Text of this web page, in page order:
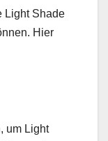
Light Shade
Hier
um Light